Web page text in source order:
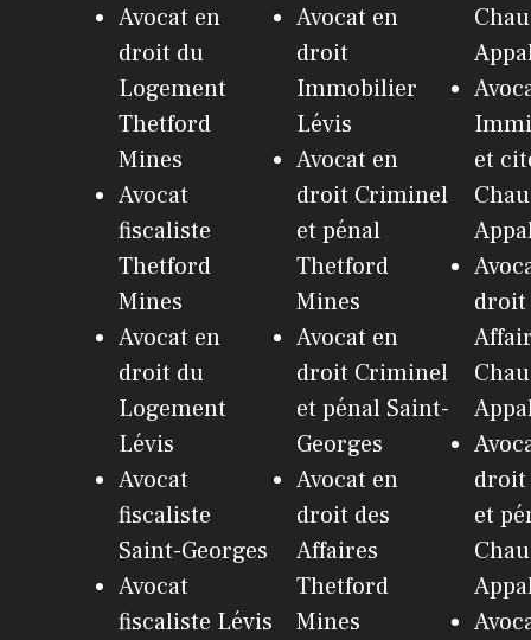
Avocat en
droit du
Logement
Thetford
Mines
Avocat
fiscaliste
Thetford
Mines
Avocat en
droit du
Logement
Lévis
Avocat
fiscaliste
Saint-Georges
Avocat
fiscaliste Lévis
Avocat en
droit
Immobilier
Lévis
Avocat en
droit Criminel
et pénal
Thetford
Mines
Avocat en
droit Criminel
et pénal Saint-
Georges
Avocat en
droit des
Affaires
Thetford
Mines
et
droit
et